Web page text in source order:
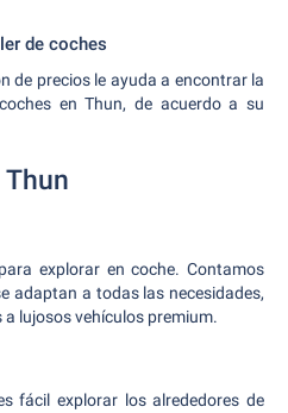
de coches
de precios le ayuda a encontrar la
en Thun, de acuerdo a su
explorar en coche. Contamos
adaptan a todas las necesidades,
lujosos vehículos premium.
fácil explorar los alrededores de